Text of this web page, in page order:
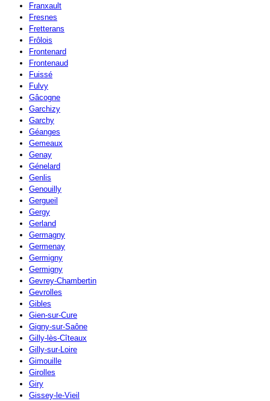
Franxault
Fresnes
Fretterans
Frôlois
Frontenard
Frontenaud
Fuissé
Fulvy
Gâcogne
Garchizy
Garchy
Géanges
Gemeaux
Genay
Génelard
Genlis
Genouilly
Gergueil
Gergy
Gerland
Germagny
Germenay
Germigny
Germigny
Gevrey-Chambertin
Gevrolles
Gibles
Gien-sur-Cure
Gigny-sur-Saône
Gilly-lès-Cîteaux
Gilly-sur-Loire
Gimouille
Girolles
Giry
Gissey-le-Vieil